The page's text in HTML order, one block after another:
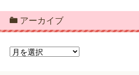
アーカイブ
ア